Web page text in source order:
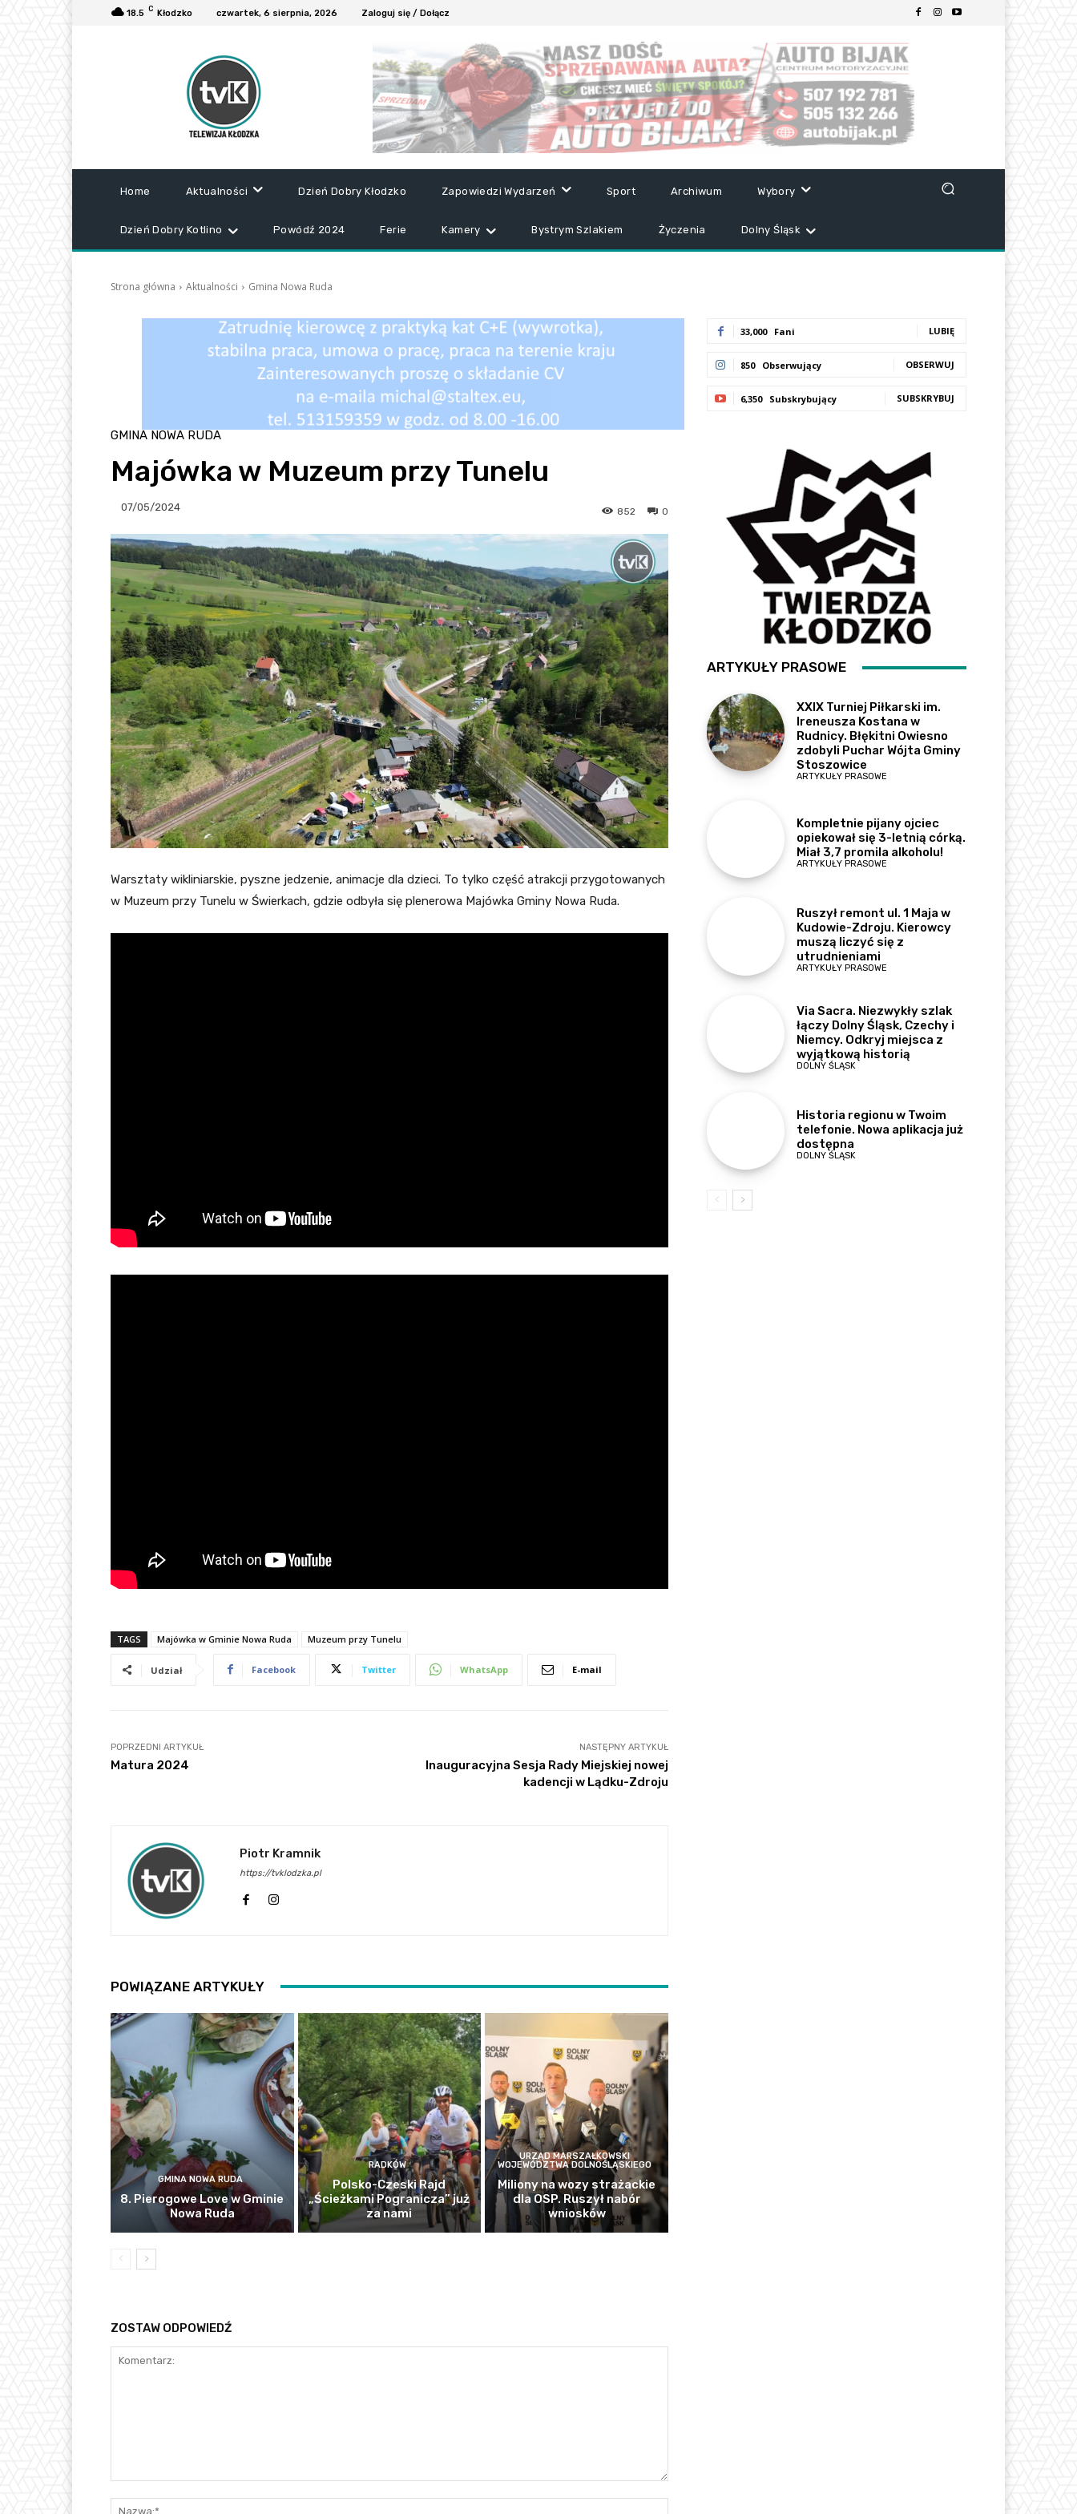
18.5 C Kłodzko czwartek, 6 sierpnia, 2026 Zaloguj się / Dołącz
Home Aktualności Dzień Dobry Kłodzko Zapowiedzi Wydarzeń Sport Archiwum Wybory
Dzień Dobry Kotlino Powódź 2024 Ferie Kamery Bystrym Szlakiem Życzenia Dolny Śląsk
Strona główna Aktualności Gmina Nowa Ruda
GMINA NOWA RUDA
Majówka w Muzeum przy Tunelu
07/05/2024 0
852
Warsztaty wikliniarskie, pyszne jedzenie, animacje dla dzieci. To tylko część atrakcji przygotowanych
w Muzeum przy Tunelu w Świerkach, gdzie odbyła się plenerowa Majówka Gminy Nowa Ruda.
TAGS Majówka w Gminie Nowa Ruda Muzeum przy Tunelu
Udział Facebook Twitter WhatsApp E-mail
POPRZEDNI ARTYKUŁ
Matura 2024
NASTĘPNY ARTYKUŁ
Inauguracyjna Sesja Rady Miejskiej nowej
kadencji w Lądku-Zdroju
Piotr Kramnik
https://tvklodzka.pl
POWIĄZANE ARTYKUŁY
GMINA NOWA RUDA
8. Pierogowe Love w Gminie
Nowa Ruda
RADKÓW
Polsko-Czeski Rajd
„Ścieżkami Pogranicza” już
za nami
URZĄD MARSZAŁKOWSKI
WOJEWÓDZTWA DOLNOŚLĄSKIEGO
Miliony na wozy strażackie
dla OSP. Ruszył nabór
wniosków
ZOSTAW ODPOWIEDŹ
33,000 Fani LUBIĘ
850 Obserwujący OBSERWUJ
6,350 Subskrybujący SUBSKRYBUJ
ARTYKUŁY PRASOWE
XXIX Turniej Piłkarski im.
Ireneusza Kostana w
Rudnicy. Błękitni Owiesno
zdobyli Puchar Wójta Gminy
Stoszowice
ARTYKUŁY PRASOWE
Kompletnie pijany ojciec
opiekował się 3-letnią córką.
Miał 3,7 promila alkoholu!
ARTYKUŁY PRASOWE
Ruszył remont ul. 1 Maja w
Kudowie-Zdroju. Kierowcy
muszą liczyć się z
utrudnieniami
ARTYKUŁY PRASOWE
Via Sacra. Niezwykły szlak
łączy Dolny Śląsk, Czechy i
Niemcy. Odkryj miejsca z
wyjątkową historią
DOLNY ŚLĄSK
Historia regionu w Twoim
telefonie. Nowa aplikacja już
dostępna
DOLNY ŚLĄSK